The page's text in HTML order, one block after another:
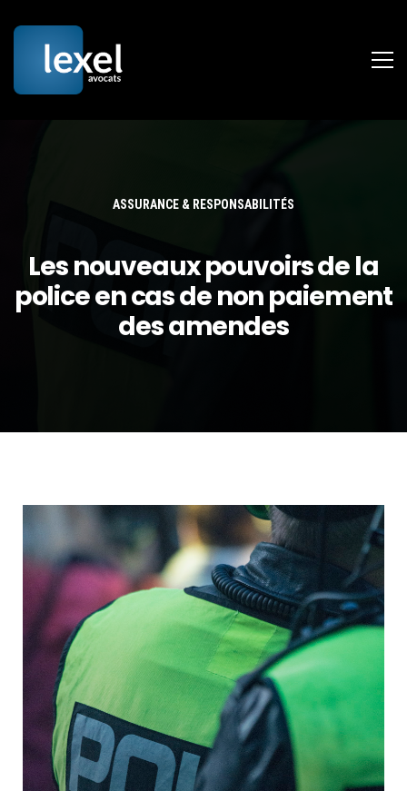
ASSURANCE & RESPONSABILITÉS
Les nouveaux pouvoirs de la
police en cas de non paiement
des amendes